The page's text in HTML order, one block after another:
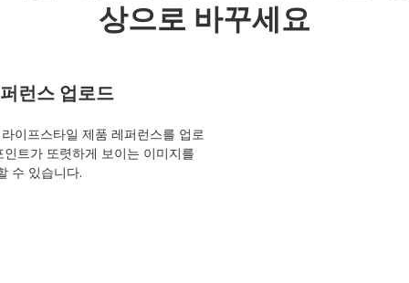
상으로 바꾸세요
런스 업로드
이프스타일 제품 레퍼런스를 업로
트가 또렷하게 보이는 이미지를
수 있습니다.